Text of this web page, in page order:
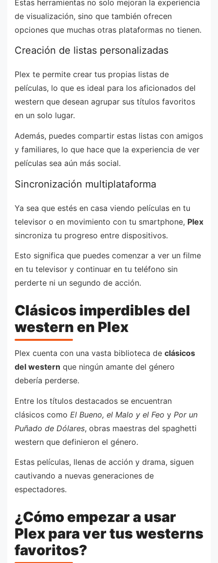
Estas herramientas no solo mejoran la experiencia
de visualización, sino que también ofrecen
opciones que muchas otras plataformas no tienen.
Creación de listas personalizadas
Plex te permite crear tus propias listas de
películas, lo que es ideal para los aficionados del
western que desean agrupar sus títulos favoritos
en un solo lugar.
Además, puedes compartir estas listas con amigos
y familiares, lo que hace que la experiencia de ver
películas sea aún más social.
Sincronización multiplataforma
Ya sea que estés en casa viendo películas en tu
televisor o en movimiento con tu smartphone, Plex
sincroniza tu progreso entre dispositivos.
Esto significa que puedes comenzar a ver un filme
en tu televisor y continuar en tu teléfono sin
perderte ni un segundo de acción.
Clásicos imperdibles del
western en Plex
Plex cuenta con una vasta biblioteca de clásicos
del western que ningún amante del género
debería perderse.
Entre los títulos destacados se encuentran
clásicos como El Bueno, el Malo y el Feo y Por un
Puñado de Dólares, obras maestras del spaghetti
western que definieron el género.
Estas películas, llenas de acción y drama, siguen
cautivando a nuevas generaciones de
espectadores.
¿Cómo empezar a usar
Plex para ver tus westerns
favoritos?